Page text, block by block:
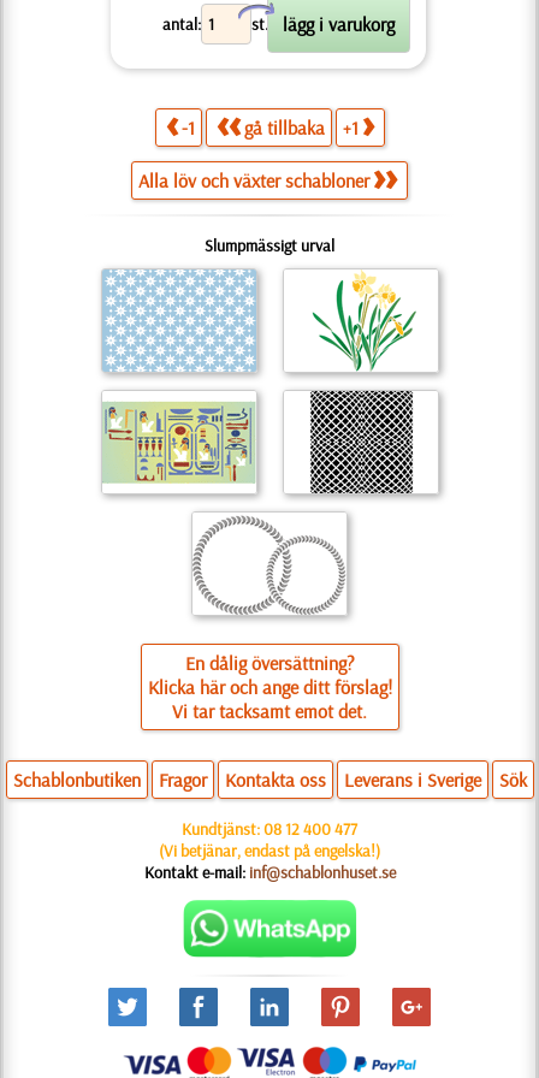
antal: st.
X
-1 gå tillbaka +1
Alla löv och växter schabloner
Slumpmässigt urval
En dålig översättning?
Klicka här och ange ditt förslag!
Vi tar tacksamt emot det.
Schablonbutiken Fragor Kontakta oss Leverans i Sverige Sök
Kundtjänst:08 12 400 477
(Vi betjänar, endast på engelska!)
Kontakt e-mail: inf@schablonhuset.se